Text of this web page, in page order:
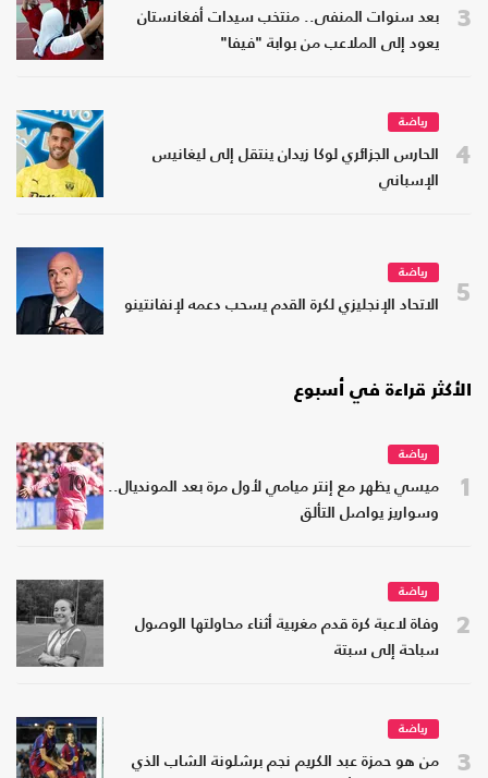
3
بعد سنوات المنفى.. منتخب سيدات أفغانستان
يعود إلى الملاعب من بوابة "فيفا"
4
رياضة
الحارس الجزائري لوكا زيدان ينتقل إلى ليغانيس
الإسباني
5
رياضة
الاتحاد الإنجليزي لكرة القدم يسحب دعمه لإنفانتينو
الأكثر قراءة في أسبوع
1
رياضة
ميسي يظهر مع إنتر ميامي لأول مرة بعد المونديال..
وسواريز يواصل التألق
2
رياضة
وفاة لاعبة كرة قدم مغربية أثناء محاولتها الوصول
سباحة إلى سبتة
3
رياضة
من هو حمزة عبد الكريم نجم برشلونة الشاب الذي